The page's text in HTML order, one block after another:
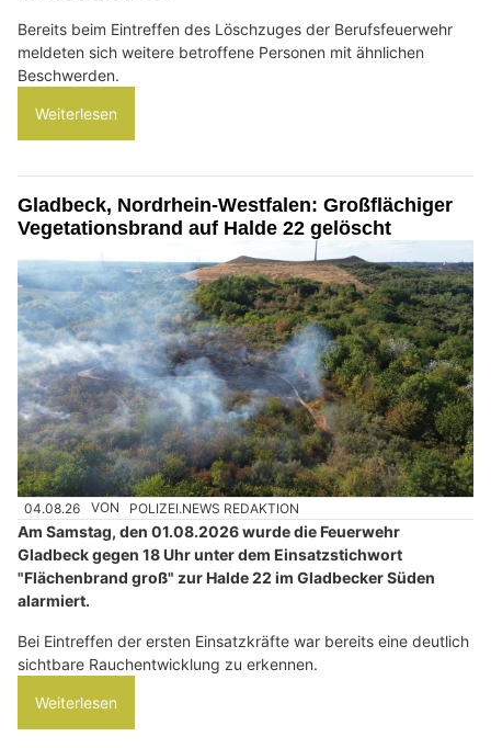
Bereits beim Eintreffen des Löschzuges der Berufsfeuerwehr
meldeten sich weitere betroffene Personen mit ähnlichen
Beschwerden.
Weiterlesen
Gladbeck, Nordrhein-Westfalen: Großflächiger
Vegetationsbrand auf Halde 22 gelöscht
04.08.26 VON POLIZEI.NEWS REDAKTION
Am Samstag, den 01.08.2026 wurde die Feuerwehr
Gladbeck gegen 18 Uhr unter dem Einsatzstichwort
"Flächenbrand groß" zur Halde 22 im Gladbecker Süden
alarmiert.
Bei Eintreffen der ersten Einsatzkräfte war bereits eine deutlich
sichtbare Rauchentwicklung zu erkennen.
Weiterlesen